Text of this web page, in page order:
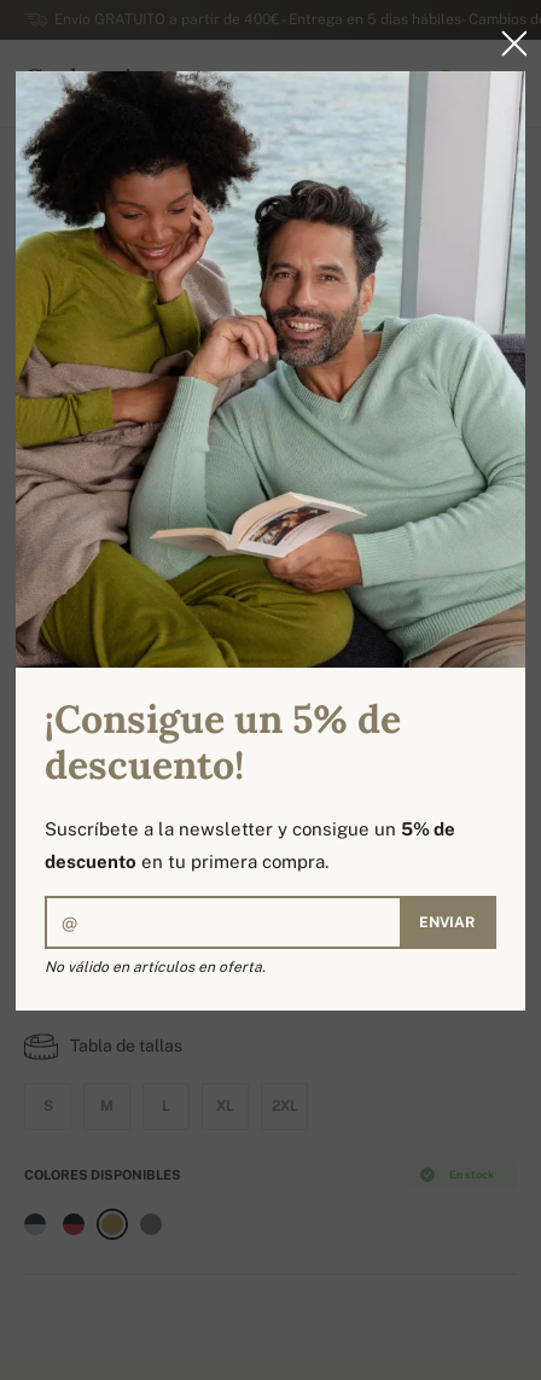
Envío GRATUITO a partir de 400€ - Entrega en 5 días hábiles- Cambios
Cachemira
ESPAÑA
Ir a la página principal Accesorios de cachemira
Avignon
Tabla de tallas
S M L XL 2XL
En stock
COLORES DISPONIBLES
¡Consigue un 5% de
descuento!
Suscríbete a la newsletter y consigue un5% de
descuento en tu primera compra.
ENVIAR
No válido en artículos en oferta.